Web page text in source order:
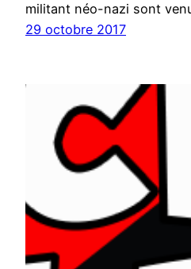
militant néo-nazi sont
29 octobre 2017